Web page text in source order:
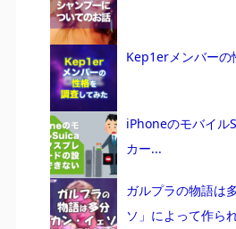
Kep1erメンバーの
iPhoneのモバイル
カー...
ガルプラの物語は
ソ」によって作ら